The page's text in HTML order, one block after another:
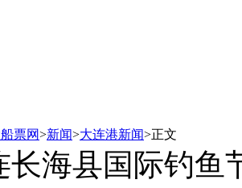
票网>新闻>大连港新闻>正文
长海县国际钓鱼